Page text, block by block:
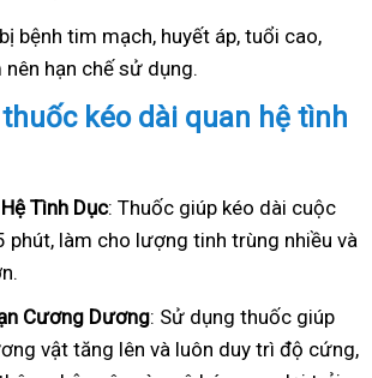
bệnh tim mạch, huyết áp, tuổi cao,
hạn chế sử dụng.
kéo dài quan hệ tình
Tình Dục: Thuốc giúp kéo dài cuộc
phút, làm cho lượng tinh trùng nhiều và
Cương Dương: Sử dụng thuốc giúp
vật tăng lên và luôn duy trì độ cứng,